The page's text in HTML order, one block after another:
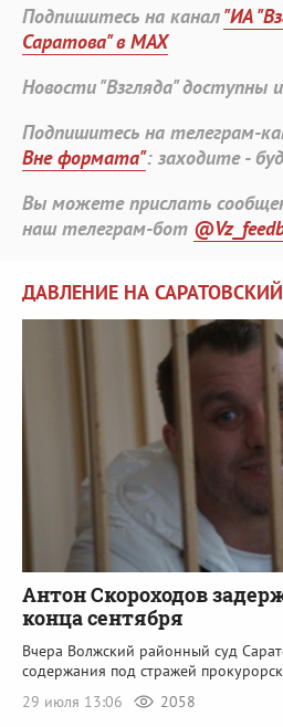
Подпишитесь на канал"ИА
Саратова" в MAX
Новости "Взгляда" доступны
Подпишитесь на телеграм-
Вне формата": заходите -
Вы можете прислать
наш телеграм-бот
ДАВЛЕНИЕ НА
Антон Скороходов
конца сентября
Вчера Волжский районный суд
содержания под стражей
29 июля 13:06
2058